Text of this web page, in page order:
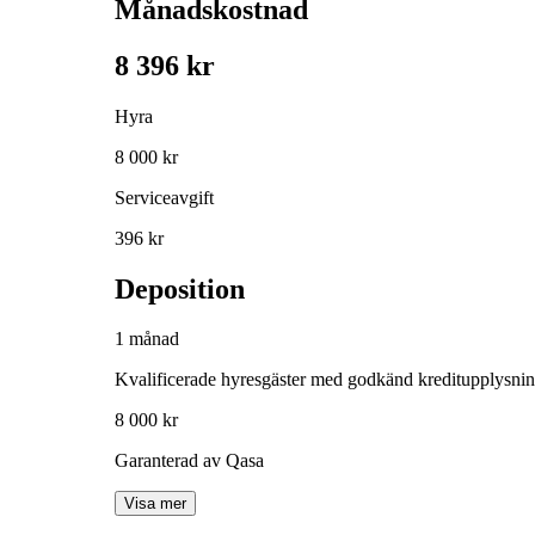
Månadskostnad
8 396 kr
Hyra
8 000 kr
Serviceavgift
396 kr
Deposition
1 månad
Kvalificerade hyresgäster med godkänd
8 000 kr
Garanterad av Qasa
Visa mer